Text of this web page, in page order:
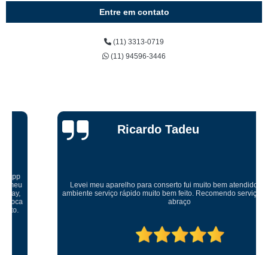
Entre em contato
(11) 3313-0719
(11) 94596-3446
Ricardo Tadeu
Levei meu aparelho para conserto fui muito bem atendido um ótimo
ambiente serviço rápido muito bem feito. Recomendo serviço muito bom